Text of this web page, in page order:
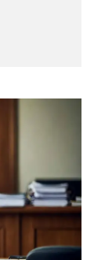
la